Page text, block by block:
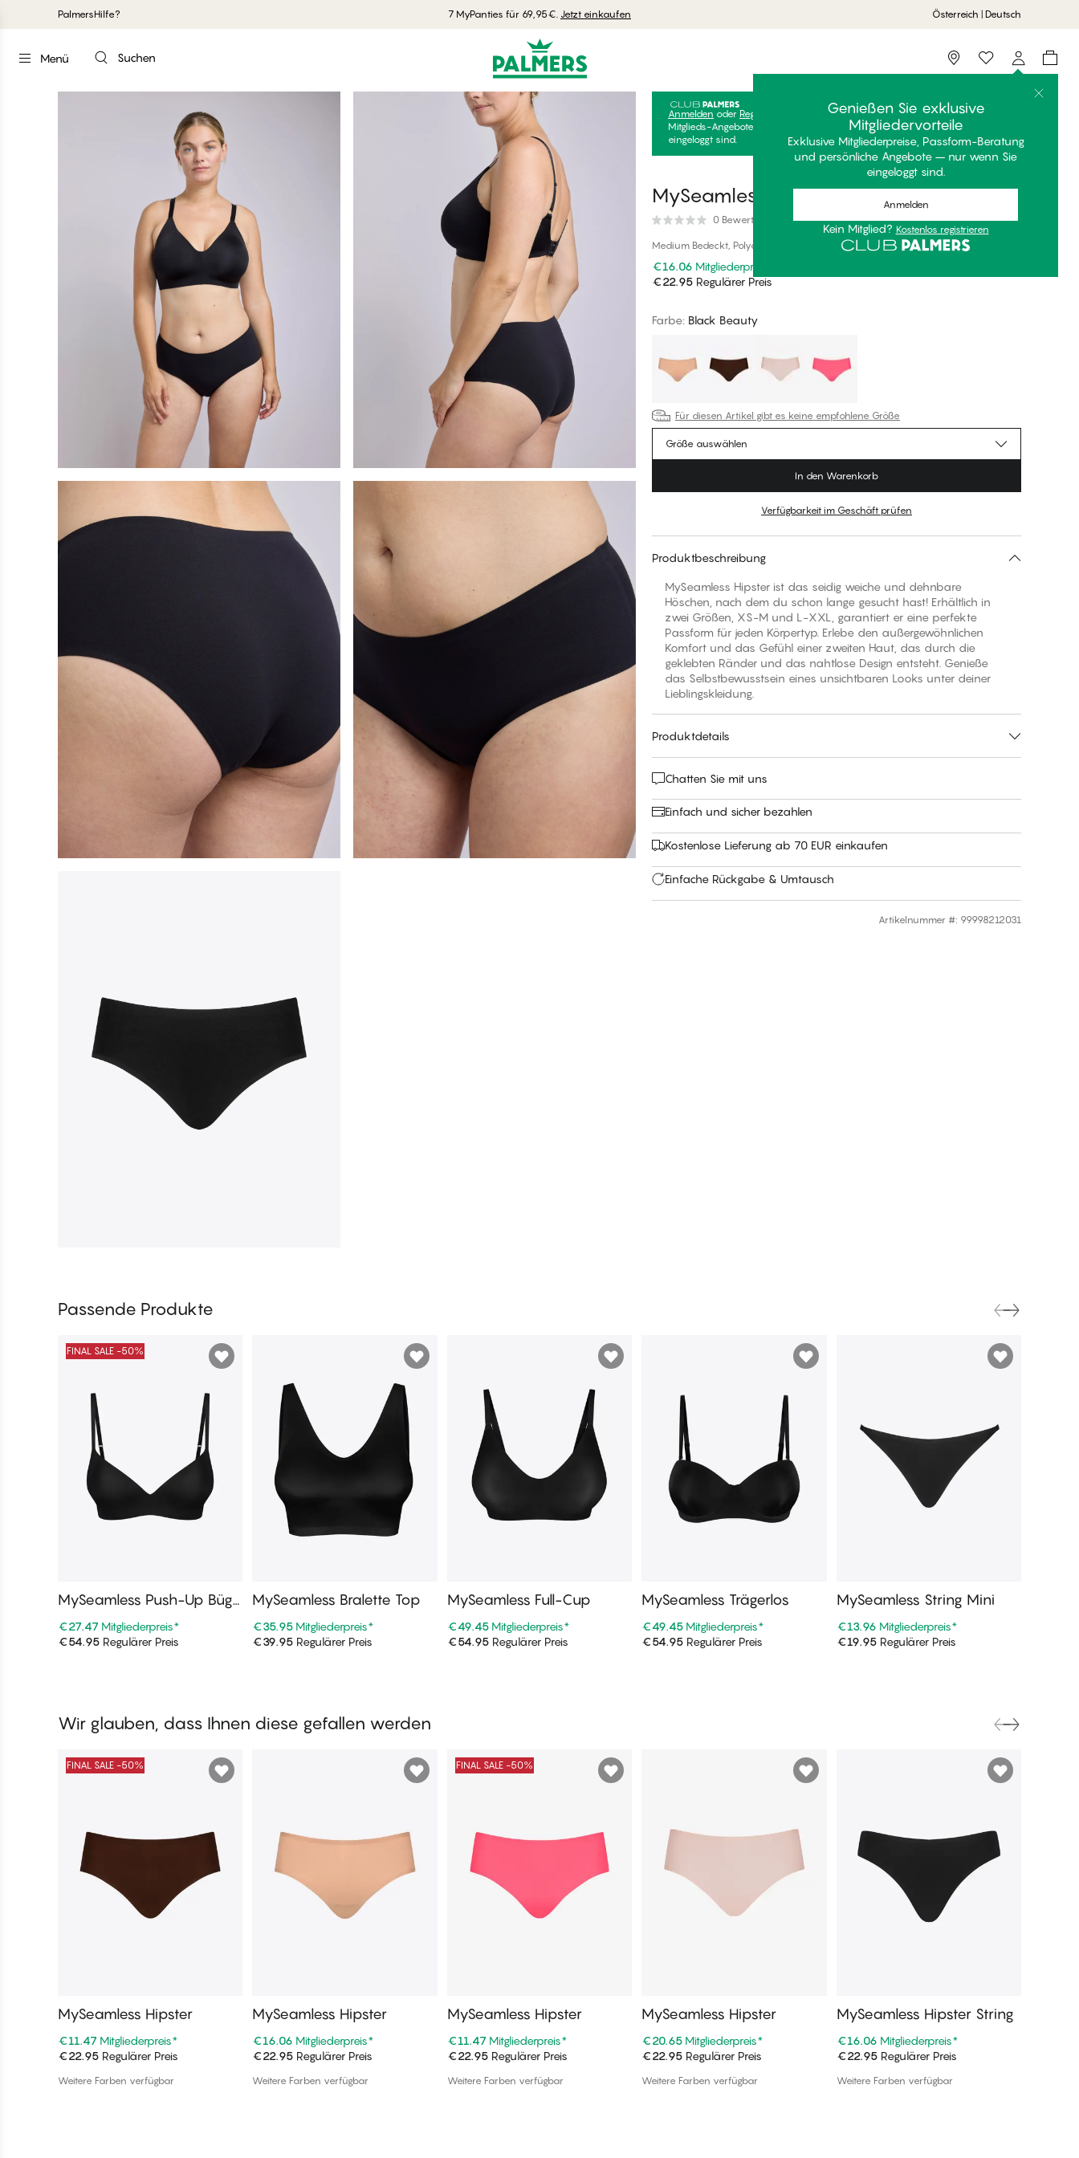
PalmersHilfe? 7 MyPanties für 69,95€. Jetzt einkaufen Österreich | Deutsch
Menü Suchen Storefinder
Genießen Sie exklusive
Mitgliedervorteile
Exklusive Mitgliederpreise, Passform-Beratung
und persönliche Angebote – nur wenn Sie
eingeloggt sind.
Anmelden
Kein Mitglied? Kostenlos registrieren
Anmelden oder Registrieren
Kostenlos anmelden, um Ihre exklusiven
Mitglieds-Angebote freizuschalten! Clubpreise sind nur gültig, wenn Sie
eingeloggt sind.
MySeamless Hipster
0 Bewertungen
Medium Bedeckt, Polyamid
€16.06 Mitgliederpreis
€22.95 Regulärer Preis
Farbe: Black Beauty
Für diesen Artikel gibt es keine empfohlene Größe
Größe auswählen
In den Warenkorb
Verfügbarkeit im Geschäft prüfen
Produktbeschreibung
MySeamless Hipster ist das seidig weiche und dehnbare
Höschen, nach dem du schon lange gesucht hast! Erhältlich in
zwei Größen, XS-M und L-XXL, garantiert er eine perfekte
Passform für jeden Körpertyp. Erlebe den außergewöhnlichen
Komfort und das Gefühl einer zweiten Haut, das durch die
geklebten Ränder und das nahtlose Design entsteht. Genieße
das Selbstbewusstsein eines unsichtbaren Looks unter deiner
Lieblingskleidung.
Produktdetails
Chatten Sie mit uns
Einfach und sicher bezahlen
Kostenlose Lieferung ab 70 EUR einkaufen
Einfache Rückgabe & Umtausch
Artikelnummer #: 99998212031
Passende Produkte
In den Warenkorb
FINAL SALE -50%
MySeamless Push-Up Bügel
€27.47 Mitgliederpreis*
€54.95 Regulärer Preis In den Warenkorb
MySeamless Bralette Top
€35.95 Mitgliederpreis*
€39.95 Regulärer Preis In den Warenkorb
MySeamless Full-Cup
€49.45 Mitgliederpreis*
€54.95Regulärer Preis In den Warenkorb
MySeamless Trägerlos
€49.45 Mitgliederpreis*
€54.95 Regulärer Preis In den Warenkorb
MySeamless String Mini
€13.96 Mitgliederpreis*
€19.95Regulärer Preis
Wir glauben, dass Ihnen diese gefallen werden
In den Warenkorb
FINAL SALE -50%
MySeamless Hipster
€11.47 Mitgliederpreis*
€22.95 Regulärer Preis
Weitere Farben verfügbar
In den Warenkorb
MySeamless Hipster
€16.06 Mitgliederpreis*
€22.95 Regulärer Preis
Weitere Farben verfügbar
In den Warenkorb
FINAL SALE -50%
MySeamless Hipster
€11.47 Mitgliederpreis*
€22.95Regulärer Preis
Weitere Farben verfügbar
In den Warenkorb
MySeamless Hipster
€20.65 Mitgliederpreis*
€22.95 Regulärer Preis
Weitere Farben verfügbar
In den Warenkorb
MySeamless Hipster String
€16.06 Mitgliederpreis*
€22.95Regulärer Preis
Weitere Farben verfügbar